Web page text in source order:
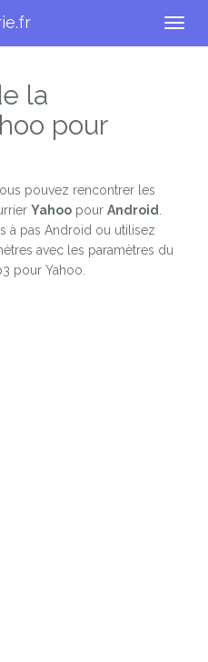
la
pour
pouvez rencontrer les
Yahoo pour Android
à pas Android ou utilisez
avec les paramètres du
pour Yahoo.